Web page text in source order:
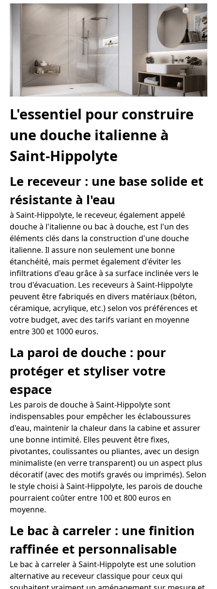
L'essentiel pour construire
une douche italienne à
Saint-Hippolyte
Le receveur : une base solide et
résistante à l'eau
à Saint-Hippolyte, le receveur, également appelé
douche à l'italienne ou bac à douche, est l'un des
éléments clés dans la construction d'une douche
italienne. Il assure non seulement une bonne
étanchéité, mais permet également d'éviter les
infiltrations d'eau grâce à sa surface inclinée vers le
trou d'évacuation. Les receveurs à Saint-Hippolyte
peuvent être fabriqués en divers matériaux (béton,
céramique, acrylique, etc.) selon vos préférences et
votre budget, avec des tarifs variant en moyenne
entre 300 et 1000 euros.
La paroi de douche : pour
protéger et styliser votre
espace
Les parois de douche à Saint-Hippolyte sont
indispensables pour empêcher les éclaboussures
d'eau, maintenir la chaleur dans la cabine et assurer
une bonne intimité. Elles peuvent être fixes,
pivotantes, coulissantes ou pliantes, avec un design
minimaliste (en verre transparent) ou un aspect plus
décoratif (avec des motifs gravés ou imprimés). Selon
le style choisi à Saint-Hippolyte, les parois de douche
pourraient coûter entre 100 et 800 euros en
moyenne.
Le bac à carreler : une finition
raffinée et personnalisable
Le bac à carreler à Saint-Hippolyte est une solution
alternative au receveur classique pour ceux qui